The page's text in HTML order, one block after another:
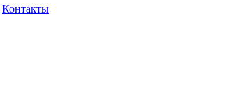
Контакты